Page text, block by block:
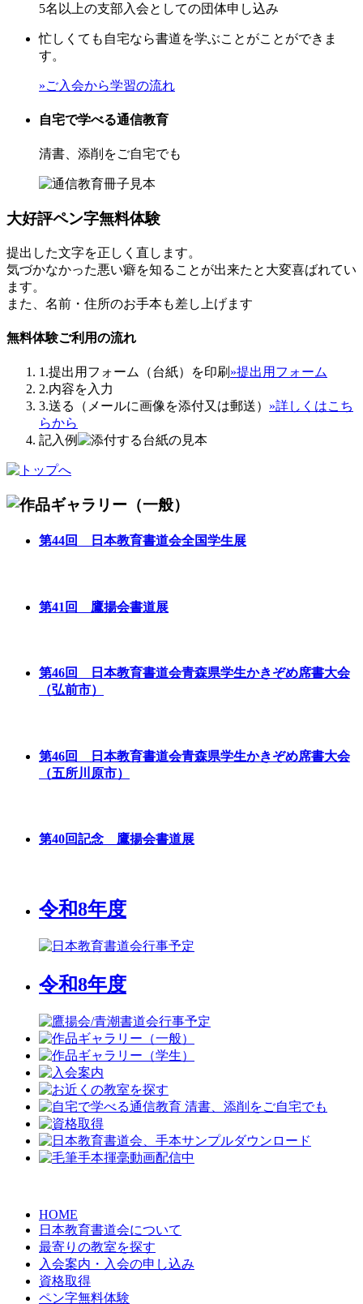
5名以上の支部入会としての団体申し込み
忙しくても自宅なら書道を学ぶことがことができま
す。
»ご入会から学習の流れ
自宅で学べる通信教育
清書、添削をご自宅でも
大好評ペン字無料体験
提出した文字を正しく直します。
気づかなかった悪い癖を知ることが出来たと大変喜ばれてい
ます。
また、名前・住所のお手本も差し上げます
無料体験ご利用の流れ
1.提出用フォーム（台紙）を印刷 »提出用フォーム
2.内容を入力
3.送る（メールに画像を添付又は郵送） »詳しくはこち
らから
記入例
第44回 日本教育書道会全国学生展
第41回 鷹揚会書道展
第46回 日本教育書道会青森県学生かきぞめ席書大会
（弘前市）
第46回 日本教育書道会青森県学生かきぞめ席書大会
（五所川原市）
第40回記念 鷹揚会書道展
令和8年度
令和8年度
HOME
日本教育書道会について
最寄りの教室を探す
入会案内・入会の申し込み
資格取得
ペン字無料体験